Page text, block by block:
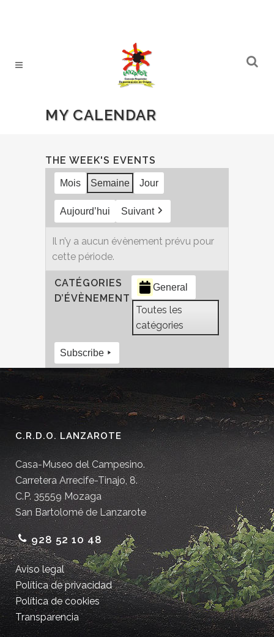
MY CALENDAR
THE WEEK'S EVENTS
Mois Semaine Jour
Aujourd’hui Suivant
Il n’y a aucun évènement prévu pour
cette période.
CATÉGORIES
D’ÉVÈNEMENT
General
Toutes les
catégories
Subscribe
C.R.D.O. LANZAROTE
Casa-Museo del Campesino.
Carretera Arrecife-Tinajo, 8.
C.P. 35559 Mozaga
San Bartolomé de Lanzarote
928 52 10 48
Aviso legal
Política de privacidad
Política de cookies
Transparencia